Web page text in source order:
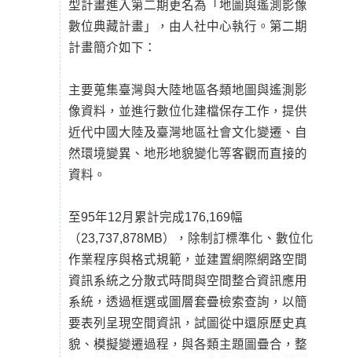
型計畫進入第二期更名為「地圖與遙測影像
數位典藏計畫」，由人社中心執行。第二期
計畫簡介如下：
主要蒐集臺灣與大陸地區各類地圖與遙測影
像資料，並進行數位化建檔保存工作，提供
近代中國大陸及臺灣地區社會文化變遷、自
然環境變異、地形地貌變化等客觀而直接的
資料。
至95年12月累計完成176,169幅
（23,737,878MB），除制訂標準化、數位化
作業程序與格式規範，並建置網際網路空間
資訊系統之分散式時間與空間整合資訊應用
系統，透過框選或圖層套疊檢索查詢，以簡
要表列呈現空間資訊，試圖從中還原歷史真
貌、模擬變遷過程，與各類主題圖疊合，整